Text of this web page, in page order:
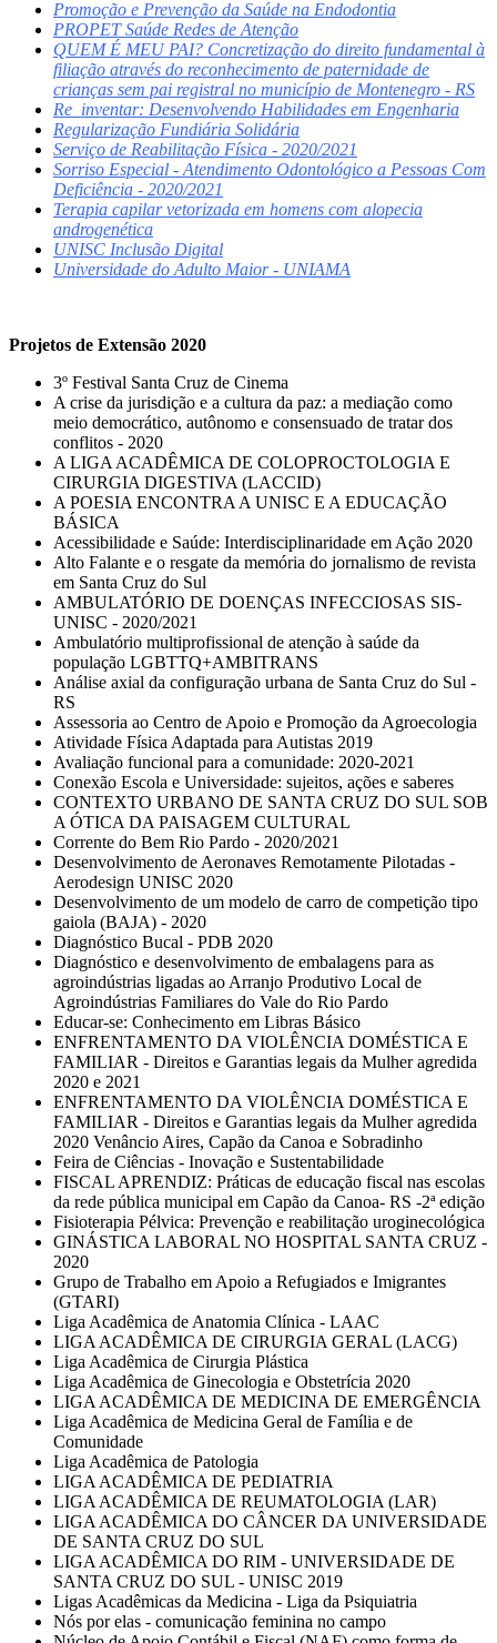
Promoção e Prevenção da Saúde na Endodontia
PROPET Saúde Redes de Atenção
QUEM É MEU PAI? Concretização do direito fundamental à
filiação através do reconhecimento de paternidade de
crianças sem pai registral no município de Montenegro - RS
Re_inventar: Desenvolvendo Habilidades em Engenharia
Regularização Fundiária Solidária
Serviço de Reabilitação Física - 2020/2021
Sorriso Especial - Atendimento Odontológico a Pessoas Com
Deficiência - 2020/2021
Terapia capilar vetorizada em homens com alopecia
androgenética
UNISC Inclusão Digital
Universidade do Adulto Maior - UNIAMA
Projetos de Extensão 2020
3º Festival Santa Cruz de Cinema
A crise da jurisdição e a cultura da paz: a mediação como
meio democrático, autônomo e consensuado de tratar dos
conflitos - 2020
A LIGA ACADÊMICA DE COLOPROCTOLOGIA E
CIRURGIA DIGESTIVA (LACCID)
A POESIA ENCONTRA A UNISC E A EDUCAÇÃO
BÁSICA
Acessibilidade e Saúde: Interdisciplinaridade em Ação 2020
Alto Falante e o resgate da memória do jornalismo de revista
em Santa Cruz do Sul
AMBULATÓRIO DE DOENÇAS INFECCIOSAS SIS-
UNISC - 2020/2021
Ambulatório multiprofissional de atenção à saúde da
população LGBTTQ+AMBITRANS
Análise axial da configuração urbana de Santa Cruz do Sul -
RS
Assessoria ao Centro de Apoio e Promoção da Agroecologia
Atividade Física Adaptada para Autistas 2019
Avaliação funcional para a comunidade: 2020-2021
Conexão Escola e Universidade: sujeitos, ações e saberes
CONTEXTO URBANO DE SANTA CRUZ DO SUL SOB
A ÓTICA DA PAISAGEM CULTURAL
Corrente do Bem Rio Pardo - 2020/2021
Desenvolvimento de Aeronaves Remotamente Pilotadas -
Aerodesign UNISC 2020
Desenvolvimento de um modelo de carro de competição tipo
gaiola (BAJA) - 2020
Diagnóstico Bucal - PDB 2020
Diagnóstico e desenvolvimento de embalagens para as
agroindústrias ligadas ao Arranjo Produtivo Local de
Agroindústrias Familiares do Vale do Rio Pardo
Educar-se: Conhecimento em Libras Básico
ENFRENTAMENTO DA VIOLÊNCIA DOMÉSTICA E
FAMILIAR - Direitos e Garantias legais da Mulher agredida
2020 e 2021
ENFRENTAMENTO DA VIOLÊNCIA DOMÉSTICA E
FAMILIAR - Direitos e Garantias legais da Mulher agredida
2020 Venâncio Aires, Capão da Canoa e Sobradinho
Feira de Ciências - Inovação e Sustentabilidade
FISCAL APRENDIZ: Práticas de educação fiscal nas escolas
da rede pública municipal em Capão da Canoa- RS -2ª edição
Fisioterapia Pélvica: Prevenção e reabilitação uroginecológica
GINÁSTICA LABORAL NO HOSPITAL SANTA CRUZ -
2020
Grupo de Trabalho em Apoio a Refugiados e Imigrantes
(GTARI)
Liga Acadêmica de Anatomia Clínica - LAAC
LIGA ACADÊMICA DE CIRURGIA GERAL (LACG)
Liga Acadêmica de Cirurgia Plástica
Liga Acadêmica de Ginecologia e Obstetrícia 2020
LIGA ACADÊMICA DE MEDICINA DE EMERGÊNCIA
Liga Acadêmica de Medicina Geral de Família e de
Comunidade
Liga Acadêmica de Patologia
LIGA ACADÊMICA DE PEDIATRIA
LIGA ACADÊMICA DE REUMATOLOGIA (LAR)
LIGA ACADÊMICA DO CÂNCER DA UNIVERSIDADE
DE SANTA CRUZ DO SUL
LIGA ACADÊMICA DO RIM - UNIVERSIDADE DE
SANTA CRUZ DO SUL - UNISC 2019
Ligas Acadêmicas da Medicina - Liga da Psiquiatria
Nós por elas - comunicação feminina no campo